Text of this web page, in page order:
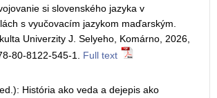
si slovenského jazyka v
s vyučovacím jazykom maďarským.
Univerzity J. Selyeho, Komárno, 2026,
80-8122-545-1. Full text
História ako veda a dejepis ako